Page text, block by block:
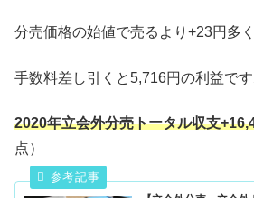
分売価格の始値で売るより+23円多
手数料差し引くと5,716円の利益です
2020年立会外分売トータル収支
点）